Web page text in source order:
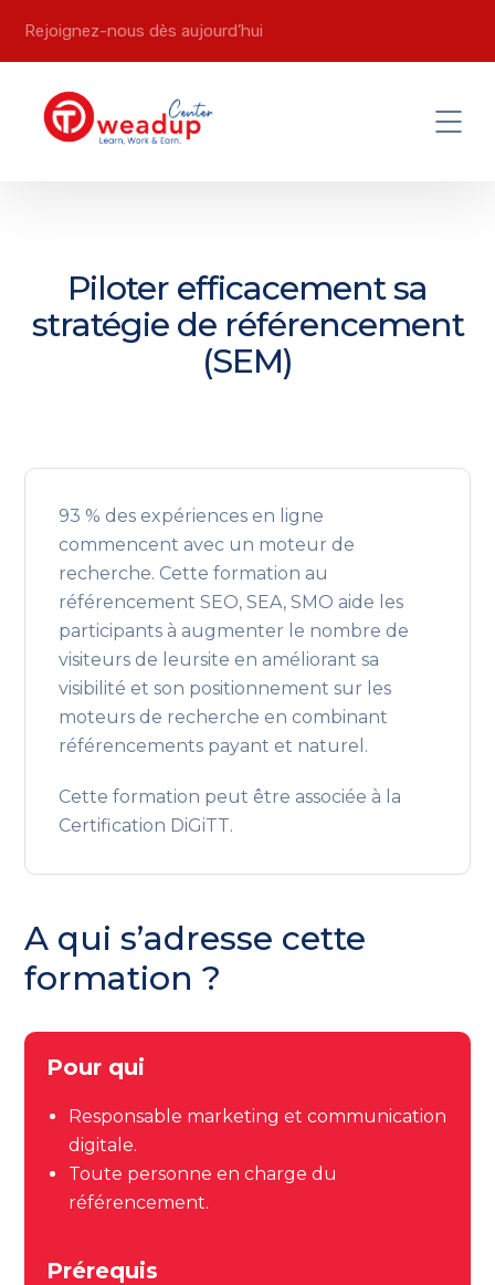
Rejoignez-nous dès aujourd’hui
Piloter efficacement sa
stratégie de référencement
(SEM)
93 % des expériences en ligne
commencent avec un moteur de
recherche. Cette formation au
référencement SEO, SEA, SMO aide les
participants à augmenter le nombre de
visiteurs de leursite en améliorant sa
visibilité et son positionnement sur les
moteurs de recherche en combinant
référencements payant et naturel.
Cette formation peut être associée à la
Certification DiGiTT.
A qui s’adresse cette
formation ?
Pour qui
Responsable marketing et communication
digitale.
Toute personne en charge du
référencement.
Prérequis